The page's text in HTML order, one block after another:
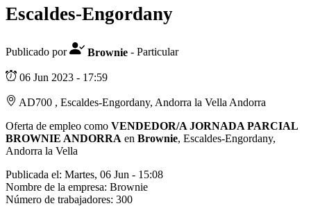
Escaldes-Engordany
Publicado por Brownie- Particular
06 Jun 2023 - 17:59
AD700 , Escaldes-Engordany, Andorra la Vella Andorra
Oferta de empleo como VENDEDOR/A JORNADA PARCIAL
BROWNIE ANDORRA en Brownie, Escaldes-Engordany,
Andorra la Vella
Publicada el: Martes, 06 Jun - 15:08
Nombre de la empresa: Brownie
Número de trabajadores: 300